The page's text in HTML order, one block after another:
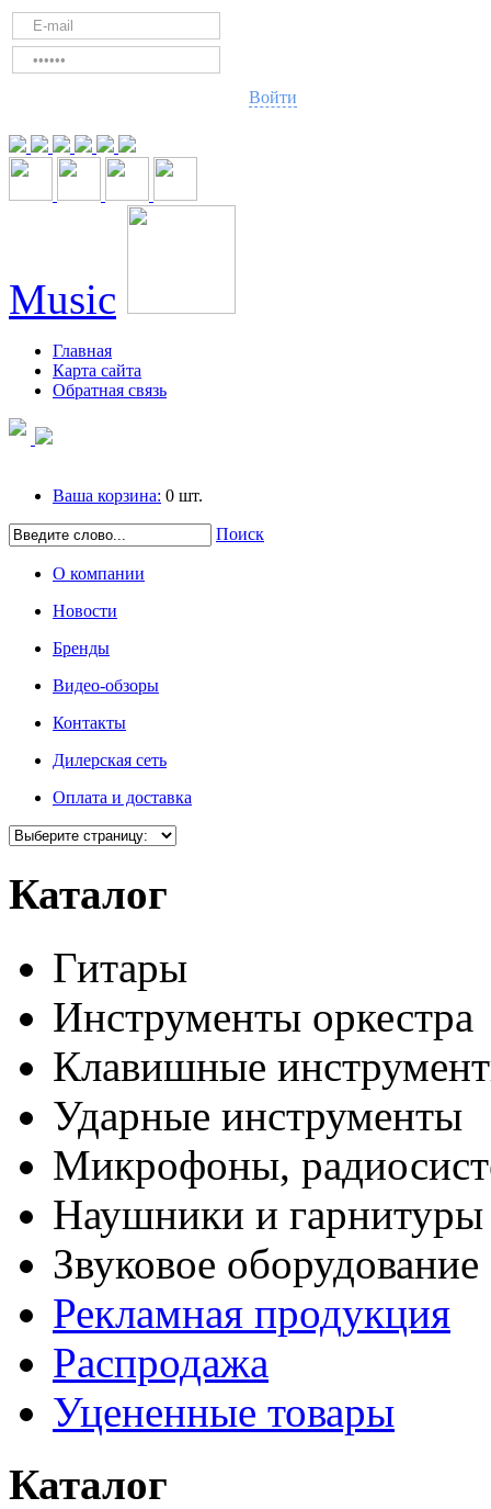
Войти
Music
Главная
Карта сайта
Обратная связь
Ваша корзина: 0 шт.
Поиск
О компании
Новости
Бренды
Видео-обзоры
Контакты
Дилерская сеть
Оплата и доставка
Каталог
Гитары
Инструменты оркестра
Клавишные
Ударные инструменты
Микрофоны,
Наушники и гарнитуры
Звуковое оборудование
Рекламная продукция
Распродажа
Уцененные товары
Каталог